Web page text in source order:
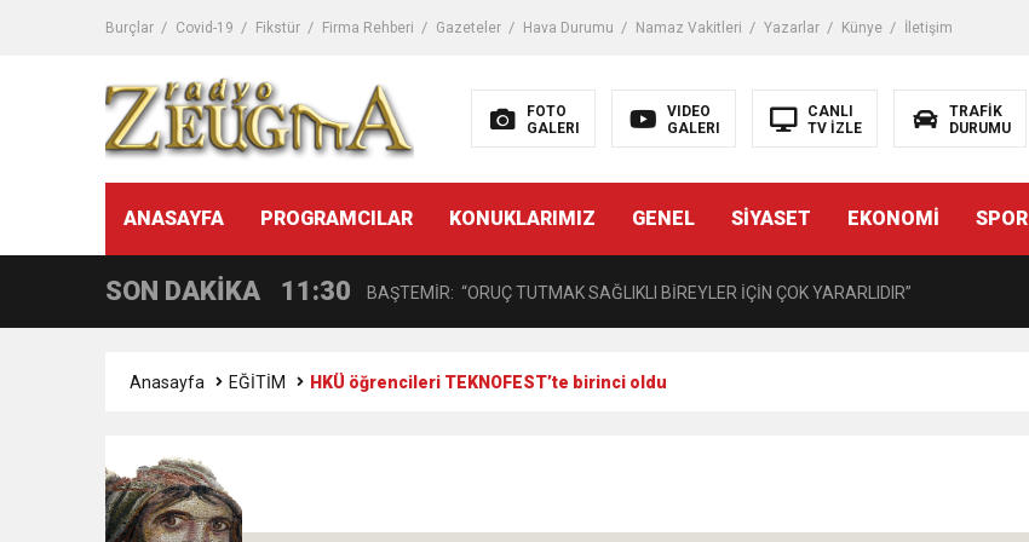
Burçlar Covid-19 Fikstür Firma Rehberi Gazeteler Hava Durumu Namaz Vakitleri Yazarlar Künye İletişim
FOTO
GALERI
VIDEO
GALERI
CANLI
TV İZLE
TRAFİK
DURUMU
ANASAYFA PROGRAMCILAR KONUKLARIMIZ GENEL SİYASET EKONOMİ SPOR
SON DAKİKA
14:08 Gaziantep FK o yıldızı getiriyor
11:59 GÖĞÜS HASTALIKLARI UZMANINDAN LİSELİLERE BİLGİLENDİRME
11:30 BAŞTEMİR: “ORUÇ TUTMAK SAĞLIKLI BİREYLER İÇİN ÇOK YARARLIDIR”
Anasayfa EĞİTİM HKÜ öğrencileri TEKNOFEST’te birinci oldu